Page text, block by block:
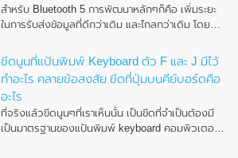
สำหรับ Bluetooth 5 การพัฒนาหลักๆก็คือ เพิ่มระยะ
ในการรับส่งข้อมูลที่ดีกว่าเดิม และไกลกว่าเดิม โดย
ขีดนูนที่แป้นพิมพ์ Keyboard ตัว F และ J มีไว้
ทำอะไร คลายข้อสงสัย ขีดที่ปุ่มบนคีย์บอร์ดคือ
อะไร
ที่จริงแล้วขีดนูนๆที่เราเห็นนั้น เป็นขีดที่จำเป็นต้องมี
เป็นมาตรฐานของแป้นพิมพ์ keyboard คอมพิวเตอร์